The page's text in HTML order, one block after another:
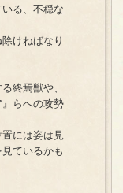
る、不穏な
けねばなり
終焉獣や、
らへの攻勢
には姿は見
ているかも